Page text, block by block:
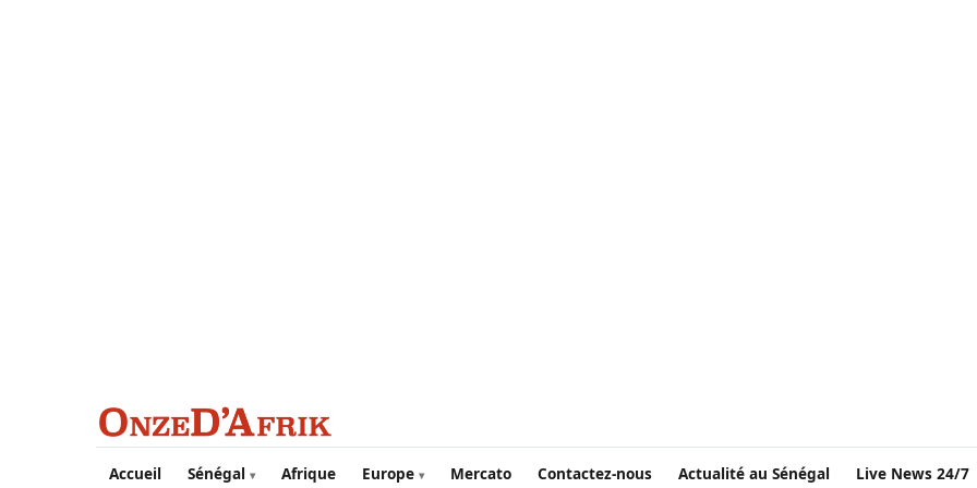
Aller au contenu principal
Accueil Sénégal Afrique Europe Mercato Contactez-nous Actualité au Sénégal Live News 24/7